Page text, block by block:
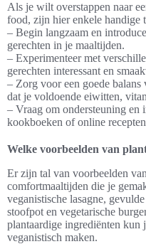
Als je wilt overstappen naar
food, zijn hier enkele handige
– Begin langzaam en
gerechten in je maaltijden.
– Experimenteer met
gerechten interessant en
– Zorg voor een goede
dat je voldoende eiwitten,
– Vraag om ondersteuning en
kookboeken of online
Welke voorbeelden van
Er zijn tal van voorbeelden
comfortmaaltijden die je
veganistische lasagne,
stoofpot en vegetarische
plantaardige ingrediënten
veganistisch maken.